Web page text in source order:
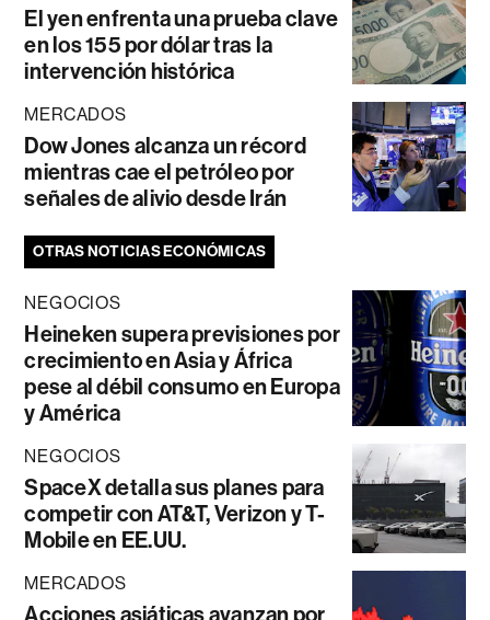
El yen enfrenta una prueba clave
en los 155 por dólar tras la
intervención histórica
MERCADOS
Dow Jones alcanza un récord
mientras cae el petróleo por
señales de alivio desde Irán
OTRAS NOTICIAS ECONÓMICAS
NEGOCIOS
Heineken supera previsiones por
crecimiento en Asia y África
pese al débil consumo en Europa
y América
NEGOCIOS
SpaceX detalla sus planes para
competir con AT&T, Verizon y T-
Mobile en EE.UU.
MERCADOS
Acciones asiáticas avanzan por